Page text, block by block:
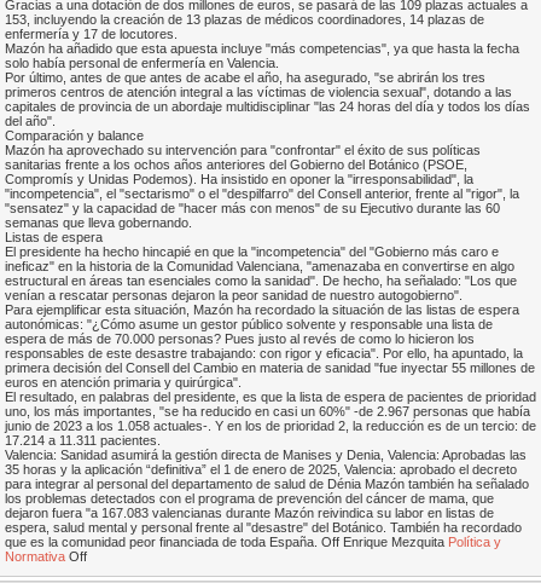
Gracias a una dotación de dos millones de euros, se pasará de las 109 plazas actuales a
153, incluyendo la creación de 13 plazas de médicos coordinadores, 14 plazas de
enfermería y 17 de locutores.
Mazón ha añadido que esta apuesta incluye "más competencias", ya que hasta la fecha
solo había personal de enfermería en Valencia.
Por último, antes de que antes de acabe el año, ha asegurado, "se abrirán los tres
primeros centros de atención integral a las víctimas de violencia sexual", dotando a las
capitales de provincia de un abordaje multidisciplinar "las 24 horas del día y todos los días
del año".
Comparación y balance
Mazón ha aprovechado su intervención para "confrontar" el éxito de sus políticas
sanitarias frente a los ochos años anteriores del Gobierno del Botánico (PSOE,
Compromís y Unidas Podemos). Ha insistido en oponer la "irresponsabilidad", la
"incompetencia", el "sectarismo" o el "despilfarro" del Consell anterior, frente al "rigor", la
"sensatez" y la capacidad de "hacer más con menos" de su Ejecutivo durante las 60
semanas que lleva gobernando.
Listas de espera
El presidente ha hecho hincapié en que la "incompetencia" del "Gobierno más caro e
ineficaz" en la historia de la Comunidad Valenciana, "amenazaba en convertirse en algo
estructural en áreas tan esenciales como la sanidad". De hecho, ha señalado: "Los que
venían a rescatar personas dejaron la peor sanidad de nuestro autogobierno".
Para ejemplificar esta situación, Mazón ha recordado la situación de las listas de espera
autonómicas: "¿Cómo asume un gestor público solvente y responsable una lista de
espera de más de 70.000 personas? Pues justo al revés de como lo hicieron los
responsables de este desastre trabajando: con rigor y eficacia". Por ello, ha apuntado, la
primera decisión del Consell del Cambio en materia de sanidad "fue inyectar 55 millones de
euros en atención primaria y quirúrgica".
El resultado, en palabras del presidente, es que la lista de espera de pacientes de prioridad
uno, los más importantes, "se ha reducido en casi un 60%" -de 2.967 personas que había
junio de 2023 a los 1.058 actuales-. Y en los de prioridad 2, la reducción es de un tercio: de
17.214 a 11.311 pacientes.
Valencia: Sanidad asumirá la gestión directa de Manises y Denia, Valencia: Aprobadas las
35 horas y la aplicación “definitiva” el 1 de enero de 2025, Valencia: aprobado el decreto
para integrar al personal del departamento de salud de Dénia Mazón también ha señalado
los problemas detectados con el programa de prevención del cáncer de mama, que
dejaron fuera "a 167.083 valencianas durante Mazón reivindica su labor en listas de
espera, salud mental y personal frente al "desastre" del Botánico. También ha recordado
que es la comunidad peor financiada de toda España. Off Enrique Mezquita Política y
Normativa Off